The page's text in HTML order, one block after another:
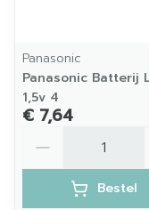
Panasonic
Panasonic Batterij
1,5v 4
€ 7,64
Bestel